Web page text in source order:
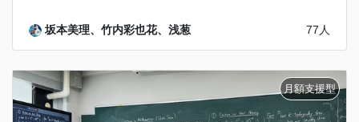
坂本美理、竹内彩也花、浅葱 77人